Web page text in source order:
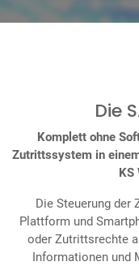
Die
Komplett ohne
Zutrittssystem in
KS
Die Steuerung der
Plattform und
oder Zutrittsrechte
Informationen und